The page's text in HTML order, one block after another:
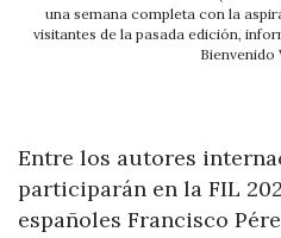
una semana completa con la
visitantes de la pasada edición,
Bienvenido
Entre los autores
participarán en la FIL
españoles Francisco